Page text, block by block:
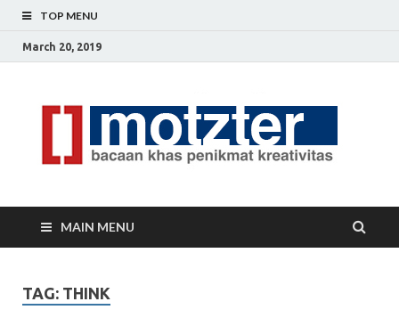
TOP MENU
March 20, 2019
MAIN MENU
TAG: THINK